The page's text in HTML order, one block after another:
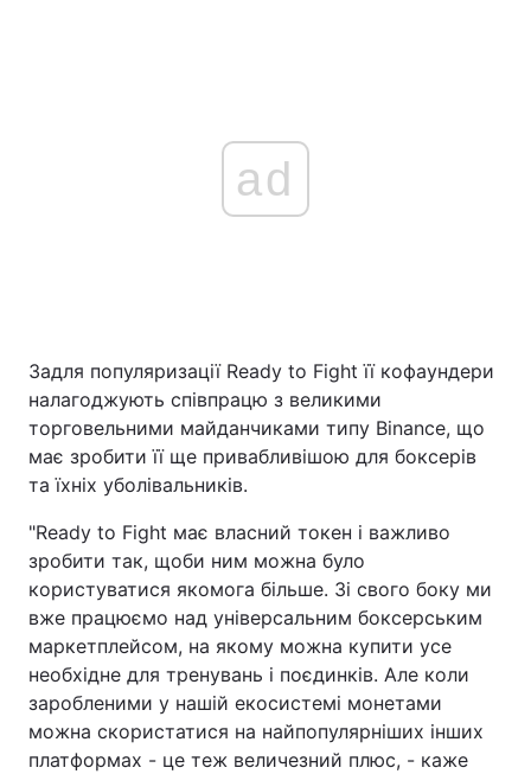
ad
Задля популяризації Ready to Fight її кофаундери
налагоджують співпрацю з великими
торговельними майданчиками типу Binance, що
має зробити її ще привабливішою для боксерів
та їхніх уболівальників.
"Ready to Fight має власний токен і важливо
зробити так, щоби ним можна було
користуватися якомога більше. Зі свого боку ми
вже працюємо над універсальним боксерським
маркетплейсом, на якому можна купити усе
необхідне для тренувань і поєдинків. Але коли
заробленими у нашій екосистемі монетами
можна скористатися на найпопулярніших інших
платформах - це теж величезний плюс, - каже